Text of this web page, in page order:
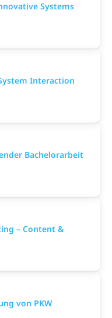
Systems
Interaction
Bachelorarbeit
– Content &
von PKW